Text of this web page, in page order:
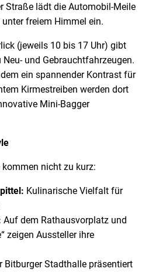
Straße lädt die Automobil-Meile
freiem Himmel ein.
(jeweils 10 bis 17 Uhr) gibt
und Gebrauchtfahrzeugen.
ein spannender Kontrast für
Kirmestreiben werden dort
Mini-Bagger
nicht zu kurz:
Kulinarische Vielfalt für
Auf dem Rathausvorplatz und
zeigen Aussteller ihre
Bitburger Stadthalle präsentiert